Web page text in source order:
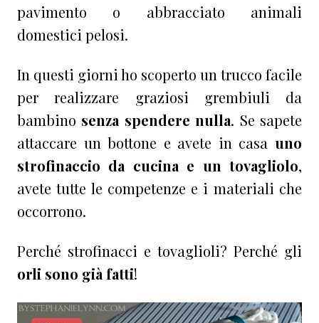
pavimento o abbracciato animali
domestici pelosi.
In questi giorni ho scoperto un trucco facile
per realizzare graziosi grembiuli da
bambino senza spendere nulla. Se sapete
attaccare un bottone e avete in casa uno
strofinaccio da cucina e un tovagliolo,
avete tutte le competenze e i materiali che
occorrono.
Perché strofinacci e tovaglioli? Perché gli
orli sono già fatti!